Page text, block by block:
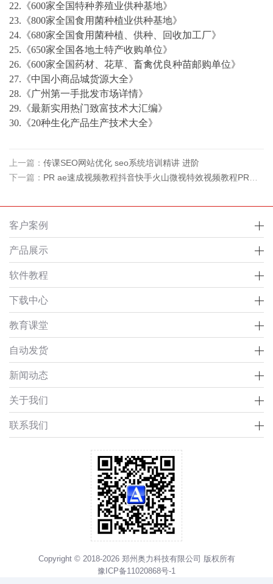
22.《600家全国特种养殖业供种基地》
23.《800家全国食用菌种植业供种基地》
24.《680家全国食用菌种植、供种、回收加工厂》
25.《650家全国各地土特产收购单位》
26.《600家全国药材、花草、畜禽优良种苗邮购单位》
27.《中国小商品城货源大全》
28.《广州第一手批发市场详情》
29.《最新实用热门致富技术大汇编》
30.《20种生化产品生产技术大全》
上一篇： 传课SEO网站优化 seo系统培训精讲 进阶
下一篇： PR ae速成视频教程抖音快手火山微视特效视频教程PR剪辑剪片AE教程
客户案例
产品展示
软件教程
下载中心
教育课堂
自动发货
新闻动态
关于我们
联系我们
Copyright © 2018-2026 郑州奥力科技有限公司 版权所有
豫ICP备11020868号-1